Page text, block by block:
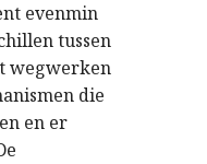
evenmin
tussen
wegwerken
die
en er